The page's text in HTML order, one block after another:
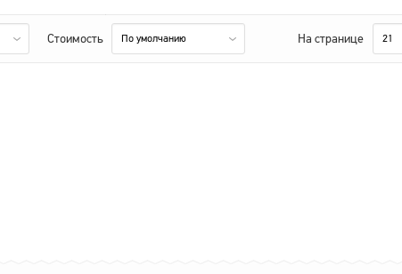
Стоимость По умолчанию На странице 21